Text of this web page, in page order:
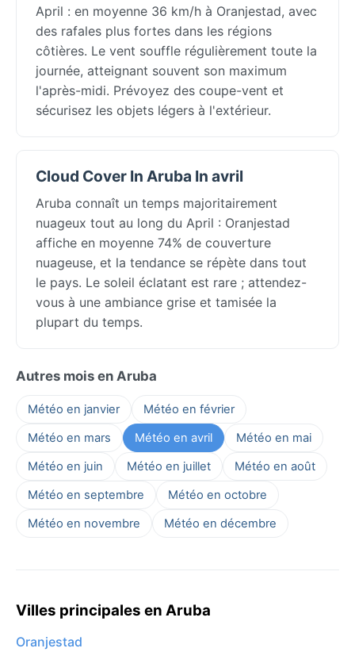
April : en moyenne 36 km/h à Oranjestad, avec
des rafales plus fortes dans les régions
côtières. Le vent souffle régulièrement toute la
journée, atteignant souvent son maximum
l'après-midi. Prévoyez des coupe-vent et
sécurisez les objets légers à l'extérieur.
Cloud Cover In Aruba In avril
Aruba connaît un temps majoritairement
nuageux tout au long du April : Oranjestad
affiche en moyenne 74% de couverture
nuageuse, et la tendance se répète dans tout
le pays. Le soleil éclatant est rare ; attendez-
vous à une ambiance grise et tamisée la
plupart du temps.
Autres mois en Aruba
Météo en janvier
Météo en février
Météo en mars
Météo en avril
Météo en mai
Météo en juin
Météo en juillet
Météo en août
Météo en septembre
Météo en octobre
Météo en novembre
Météo en décembre
Villes principales en Aruba
Oranjestad